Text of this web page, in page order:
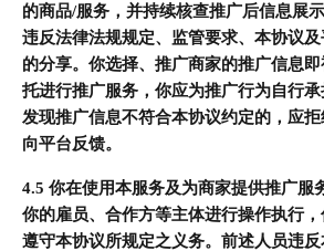
的商品/服务，并持续核查推广后信息展
违反法律法规规定、监管要求、本协议
的分享。你选择、推广商家的推广信息
托进行推广服务，你应为推广行为自行
发现推广信息不符合本协议约定的，应
向平台反馈。
4.5 你在使用本服务及为商家提供推广服
你的雇员、合作方等主体进行操作执行
遵守本协议所规定之义务。前述人员违